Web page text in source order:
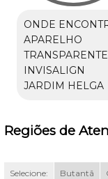
ONDE
APARELHO
TRANSPARENTE
INVISALIGN
JARDIM HELGA
Regiões de
Selecione: Butantã